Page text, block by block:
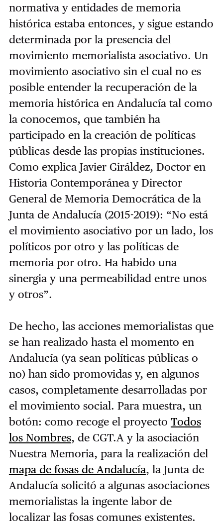
normativa y entidades de memoria
histórica estaba entonces, y sigue estando
determinada por la presencia del
movimiento memorialista asociativo. Un
movimiento asociativo sin el cual no es
posible entender la recuperación de la
memoria histórica en Andalucía tal como
la conocemos, que también ha
participado en la creación de políticas
públicas desde las propias instituciones.
Como explica Javier Giráldez, Doctor en
Historia Contemporánea y Director
General de Memoria Democrática de la
Junta de Andalucía (2015-2019): “No está
el movimiento asociativo por un lado, los
políticos por otro y las políticas de
memoria por otro. Ha habido una
sinergia y una permeabilidad entre unos
y otros”.
De hecho, las acciones memorialistas que
se han realizado hasta el momento en
Andalucía (ya sean políticas públicas o
no) han sido promovidas y, en algunos
casos, completamente desarrolladas por
el movimiento social. Para muestra, un
botón: como recoge el proyecto Todos
los Nombres, de CGT.A y la asociación
Nuestra Memoria, para la realización del
mapa de fosas de Andalucía, la Junta de
Andalucía solicitó a algunas asociaciones
memorialistas la ingente labor de
localizar las fosas comunes existentes.